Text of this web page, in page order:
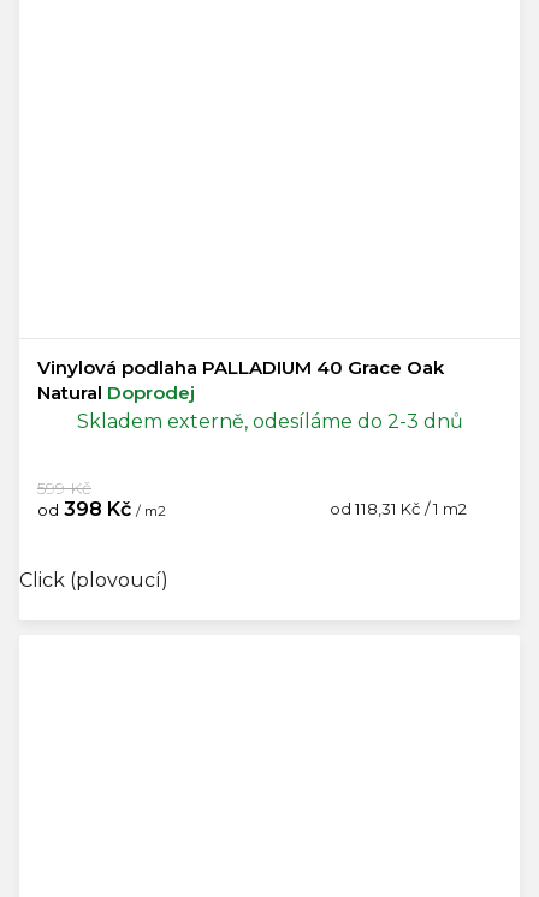
Vinylová podlaha PALLADIUM 40 Grace Oak
Natural Doprodej
Skladem externě, odesíláme do 2-3 dnů
od 398 Kč / m2
599 Kč
Měrná
od 118,31 Kč / 1 m2
Click (plovoucí)